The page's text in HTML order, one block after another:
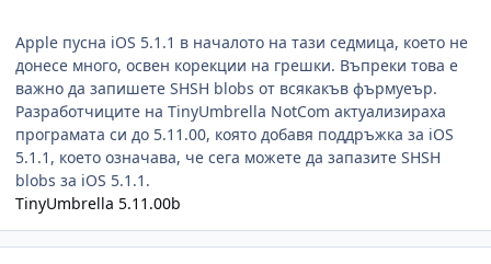
Apple пусна iOS 5.1.1 в началото на тази седмица, което не
донесе много, освен корекции на грешки. Въпреки това е
важно да запишете SHSH blobs от всякакъв фърмуеър.
Разработчиците на TinyUmbrella NotCom актуализираха
програмата си до 5.11.00, която добавя поддръжка за iOS
5.1.1, което означава, че сега можете да запазите SHSH
blobs за iOS 5.1.1.
TinyUmbrella 5.11.00b